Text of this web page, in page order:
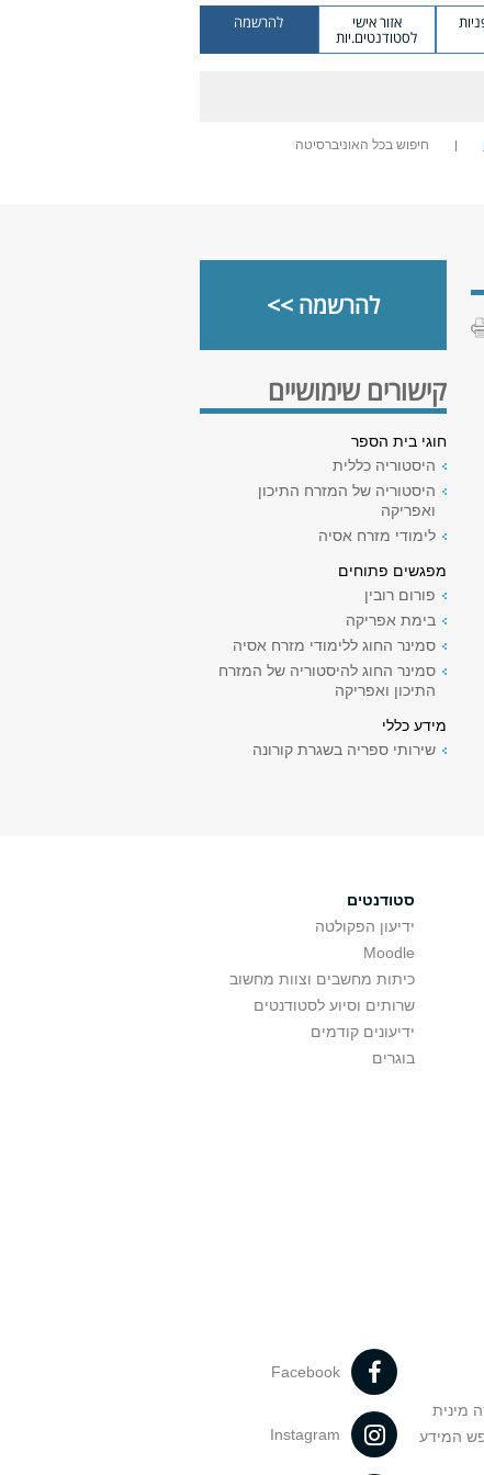
אזור אישי
לסטודנטים.יות
להרשמה
חיפוש בכל האוניברסיטה
להרשמה >>
קישורים שימושיים
חוגי בית הספר
היסטוריה כללית
היסטוריה של המזרח התיכון
ואפריקה
לימודי מזרח אסיה
מפגשים פתוחים
פורום רובין
בימת אפריקה
סמינר החוג ללימודי מזרח אסיה
סמינר החוג להיסטוריה של המזרח
התיכון ואפריקה
מידע כללי
שירותי ספריה בשגרת קורונה
סטודנטים
ידיעון הפקולטה
Moodle
כיתות מחשבים וצוות מחשוב
שרותים וסיוע לסטודנטים
ידיעונים קודמים
בוגרים
מינית
המידע
Facebook
Instagram